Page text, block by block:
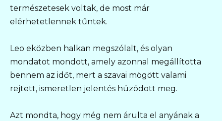
természetesek voltak, de most már
elérhetetlennek tűntek.
Leo eközben halkan megszólalt, és olyan
mondatot mondott, amely azonnal megállította
bennem az időt, mert a szavai mögött valami
rejtett, ismeretlen jelentés húzódott meg.
Azt mondta, hogy még nem árulta el anyának a